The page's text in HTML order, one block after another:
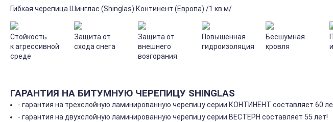
Гибкая черепица Шинглас (Shinglas) Континент (Европа) /1 кв.м/
Стойкость
к агрессивной
среде
Защита от
схода снега
Защита от
внешнего
возгорания
Повышенная
гидроизоляция
Бесшумная
кровля
ГАРАНТИЯ НА БИТУМНУЮ ЧЕРЕПИЦУ SHINGLAS
- гарантия на трехслойную ламинированную черепицу серии КОНТИНЕНТ составляет 60
- гарантия на двухслойную ламинированную черепицу серии ВЕСТЕРН составляет 55 лет!